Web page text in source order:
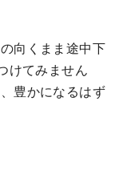
向くまま途中下
けてみません
豊かになるはず